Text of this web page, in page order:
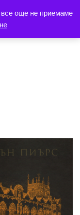
все още не приемаме